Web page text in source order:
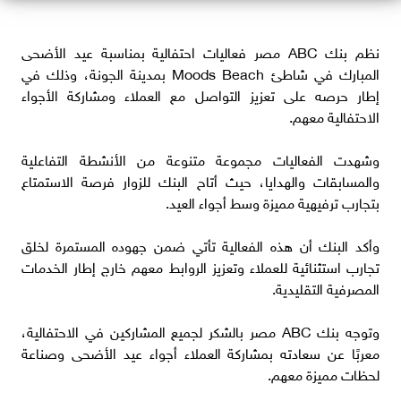
نظم بنك ABC مصر فعاليات احتفالية بمناسبة عيد الأضحى
المبارك في شاطئ Moods Beach بمدينة الجونة، وذلك في
إطار حرصه على تعزيز التواصل مع العملاء ومشاركة الأجواء
الاحتفالية معهم.
وشهدت الفعاليات مجموعة متنوعة من الأنشطة التفاعلية
والمسابقات والهدايا، حيث أتاح البنك للزوار فرصة الاستمتاع
بتجارب ترفيهية مميزة وسط أجواء العيد.
وأكد البنك أن هذه الفعالية تأتي ضمن جهوده المستمرة لخلق
تجارب استثنائية للعملاء وتعزيز الروابط معهم خارج إطار الخدمات
المصرفية التقليدية.
وتوجه بنك ABC مصر بالشكر لجميع المشاركين في الاحتفالية،
معربًا عن سعادته بمشاركة العملاء أجواء عيد الأضحى وصناعة
لحظات مميزة معهم.